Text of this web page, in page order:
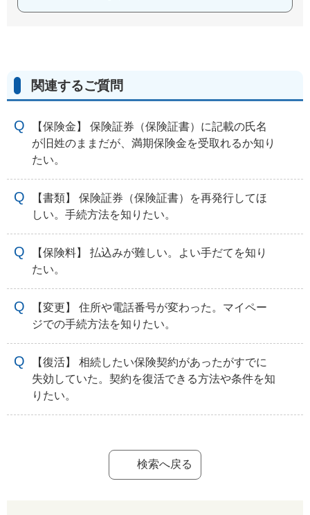
関連するご質問
【保険金】 保険証券（保険証書）に記載の氏名
が旧姓のままだが、満期保険金を受取れるか知り
たい。
【書類】 保険証券（保険証書）を再発行してほ
しい。手続方法を知りたい。
【保険料】 払込みが難しい。よい手だてを知り
たい。
【変更】 住所や電話番号が変わった。マイペー
ジでの手続方法を知りたい。
【復活】 相続したい保険契約があったがすでに
失効していた。契約を復活できる方法や条件を知
りたい。
検索へ戻る